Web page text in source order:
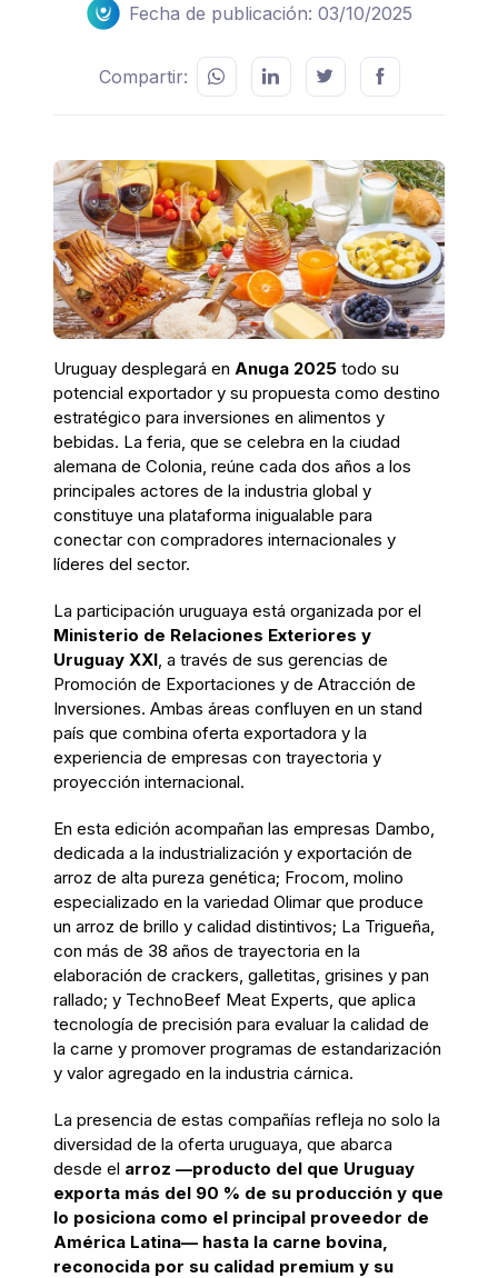
Fecha de publicación: 03/10/2025
Compartir:
Uruguay desplegará en Anuga 2025 todo su
potencial exportador y su propuesta como destino
estratégico para inversiones en alimentos y
bebidas. La feria, que se celebra en la ciudad
alemana de Colonia, reúne cada dos años a los
principales actores de la industria global y
constituye una plataforma inigualable para
conectar con compradores internacionales y
líderes del sector.
La participación uruguaya está organizada por el
Ministerio de Relaciones Exteriores y
Uruguay XXI, a través de sus gerencias de
Promoción de Exportaciones y de Atracción de
Inversiones. Ambas áreas confluyen en un stand
país que combina oferta exportadora y la
experiencia de empresas con trayectoria y
proyección internacional.
En esta edición acompañan las empresas Dambo,
dedicada a la industrialización y exportación de
arroz de alta pureza genética; Frocom, molino
especializado en la variedad Olimar que produce
un arroz de brillo y calidad distintivos; La Trigueña,
con más de 38 años de trayectoria en la
elaboración de crackers, galletitas, grisines y pan
rallado; y TechnoBeef Meat Experts, que aplica
tecnología de precisión para evaluar la calidad de
la carne y promover programas de estandarización
y valor agregado en la industria cárnica.
La presencia de estas compañías refleja no solo la
diversidad de la oferta uruguaya, que abarca
desde el arroz —producto del que Uruguay
exporta más del 90 % de su producción y que
lo posiciona como el principal proveedor de
América Latina— hasta la carne bovina,
reconocida por su calidad premium y su